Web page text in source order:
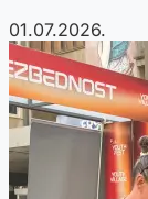
01.07.2026.